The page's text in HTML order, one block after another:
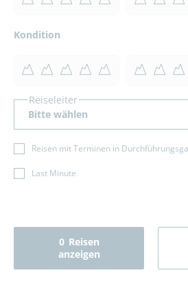
Kondition
Reiseleiter
Bitte wählen
Reisen mit Terminen in
Last Minute
0 Reisen
anzeigen